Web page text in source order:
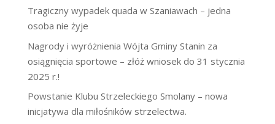
Tragiczny wypadek quada w Szaniawach – jedna
osoba nie żyje
Nagrody i wyróżnienia Wójta Gminy Stanin za
osiągnięcia sportowe – złóż wniosek do 31 stycznia
2025 r.!
Powstanie Klubu Strzeleckiego Smolany – nowa
inicjatywa dla miłośników strzelectwa.